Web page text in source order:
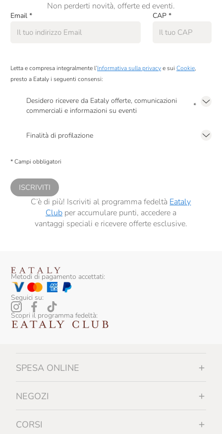
Il grembiule portalo tu, al resto ci pensiamo noi!
La partecipazione ai nostri corsi è riservata ad un pubblico
maggiorenne.
visita la nostra categoria Corsi per bambini.
Non perderti novità, offerte ed eventi.
Email * CAP *
Letta e compresa integralmente l’Informativa sulla privacye sui Cookie,
presto a Eataly i seguenti consensi:
Desidero ricevere da Eataly offerte, comunicazioni
commerciali e informazioni su eventi
*
Finalità di profilazione
comunicazioni commerciali personalizzate, in caso di consenso prestato ai
* Campi obbligatori
ISCRIVITI
C’è di più! Iscriviti al programma fedeltà Eataly
Clubper accumulare punti, accedere a
vantaggi speciali e ricevere offerte esclusive.
Metodi di pagamento accettati:
Seguici su:
Scopri il programma fedeltà:
SPESA ONLINE
NEGOZI
CORSI